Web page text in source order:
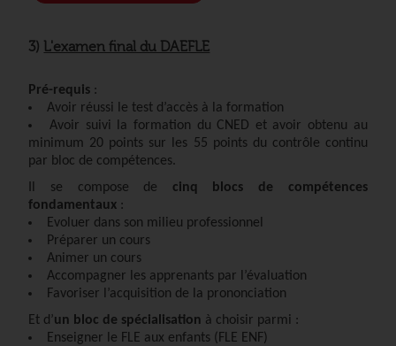
3) L'examen final du DAEFLE
Pré-requis :
Avoir réussi le test d’accès à la formation
Avoir suivi la formation du CNED et avoir obtenu au
minimum 20 points sur les 55 points du contrôle continu
par bloc de compétences.
Il se compose de cinq blocs de compétences
fondamentaux :
Evoluer dans son milieu professionnel
Préparer un cours
Animer un cours
Accompagner les apprenants par l’évaluation
Favoriser l’acquisition de la prononciation
Et d’un bloc de spécialisation à choisir parmi :
Enseigner le FLE aux enfants (FLE ENF)